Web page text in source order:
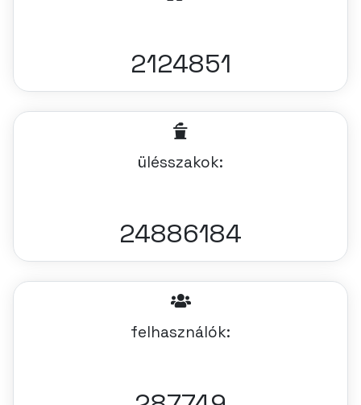
2124851
ülésszakok:
24886184
felhasználók: